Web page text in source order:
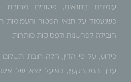
עומדים בתנאים, פטורים
כשנעמוד על תנאי הפטור והעמימות
הובילה לפרשנות ולפסיקות סותרות.
כידוע, על פי הדין, חלה חובת תשלום
ערך המקרקעין, כפועל יוצא של